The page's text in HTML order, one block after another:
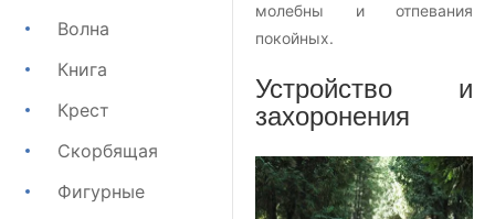
Волна
Книга
Крест
Скорбящая
Фигурные
молебны и отпевания
покойных.
Устройство и
захоронения